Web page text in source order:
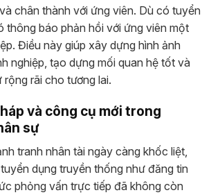
chân thành với ứng viên. Dù có tuyển
thông báo phản hồi với ứng viên một
Điều này giúp xây dựng hình ảnh
nghiệp, tạo dựng mối quan hệ tốt và
rộng rãi cho tương lai.
và công cụ mới trong
sự
tranh nhân tài ngày càng khốc liệt,
dụng truyền thống như đăng tin
phỏng vấn trực tiếp đã không còn